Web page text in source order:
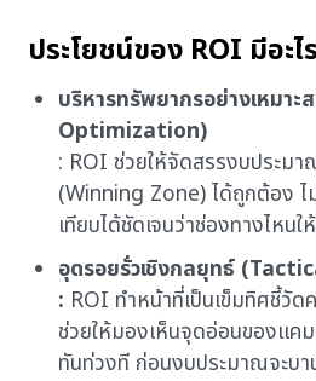
ประโยชน์ของ ROI มีอะไ
บริหารทรัพยากรอย่างเหมา
Optimization)
: ROI ช่วยให้จัดสรรงบประมา
(Winning Zone) ได้ถูกต้อง ไ
เทียบได้ชัดเจนว่าช่องทางไห
อุดรอยรั่วเชิงกลยุทธ์
: ROI ทำหน้าที่เป็นเข็มทิศชี้วัด
ช่วยให้มองเห็นจุดอ่อนของแค
ทันท่วงที ก่อนงบประมาณจะบา